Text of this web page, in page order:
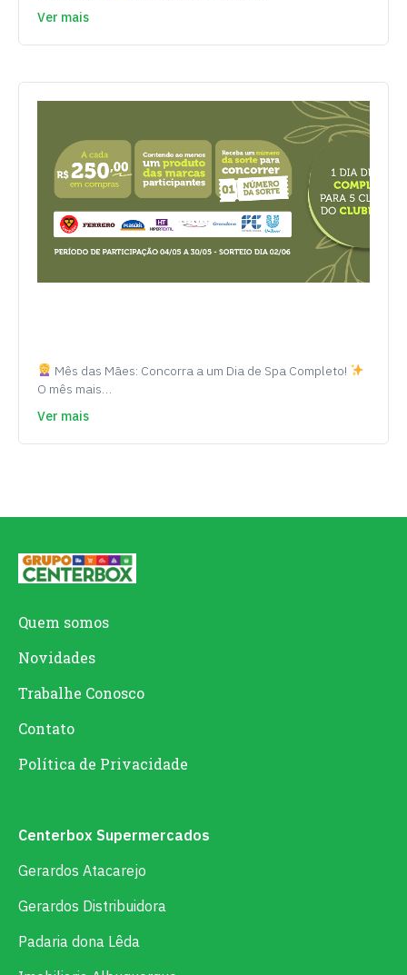
Ver mais
Mês das Mães: Concorra a um Dia de Spa Completo!
O mês mais…
Ver mais
Quem somos
Novidades
Trabalhe Conosco
Contato
Política de Privacidade
Centerbox Supermercados
Gerardos Atacarejo
Gerardos Distribuidora
Padaria dona Lêda